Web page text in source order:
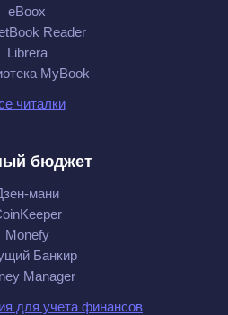
eBoox
Reader
Librera
MyBook
читалки
бюджет
мани
Monefy
Банкир
Manager
для учета финансов